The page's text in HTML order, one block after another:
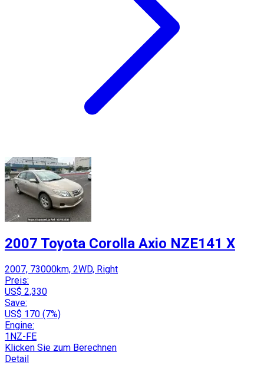
2007 Toyota Corolla Axio NZE141 X
2007, 73000km, 2WD, Right
Preis:
US$ 2,330
Save:
US$ 170 (7%)
Engine:
1NZ-FE
Klicken Sie zum Berechnen
Detail